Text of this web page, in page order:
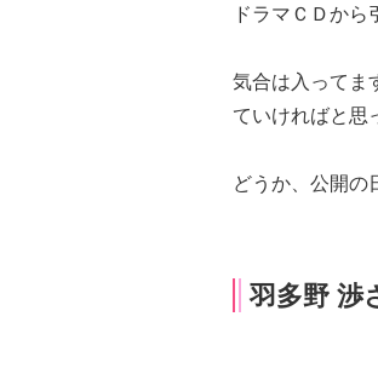
ドラマＣＤから
気合は入ってま
ていければと思
どうか、公開の
羽多野 渉